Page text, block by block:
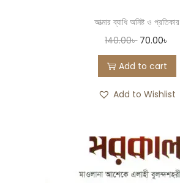
আত্মার ব্যাধি অনিষ্ট ও প্রতিকার
140.00৳ 70.00৳
Add to cart
Add to Wishlist